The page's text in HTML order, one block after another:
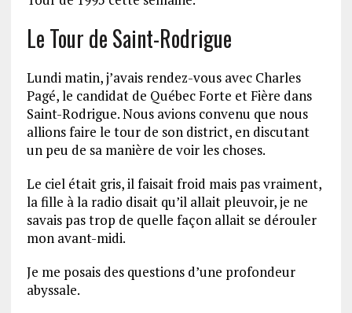
Le Tour de Saint-Rodrigue
Lundi matin, j’avais rendez-vous avec Charles
Pagé, le candidat de Québec Forte et Fière dans
Saint-Rodrigue. Nous avions convenu que nous
allions faire le tour de son district, en discutant
un peu de sa manière de voir les choses.
Le ciel était gris, il faisait froid mais pas vraiment,
la fille à la radio disait qu’il allait pleuvoir, je ne
savais pas trop de quelle façon allait se dérouler
mon avant-midi.
Je me posais des questions d’une profondeur
abyssale.